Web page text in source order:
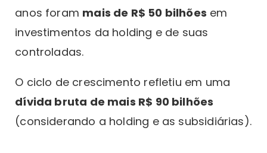
anos foram mais de R$ 50 bilhões em
investimentos da holding e de suas
controladas.
O ciclo de crescimento refletiu em uma
dívida bruta de mais R$ 90 bilhões
(considerando a holding e as subsidiárias).